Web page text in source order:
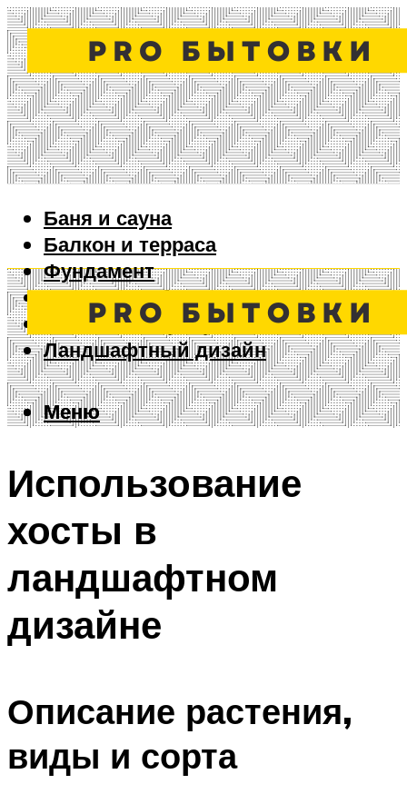
Баня и сауна
Балкон и терраса
Фундамент
Ворота и забор
Дизайн интерьера
Ландшафтный дизайн
Меню
Меню
Использование
хосты в
ландшафтном
дизайне
Описание растения,
виды и сорта